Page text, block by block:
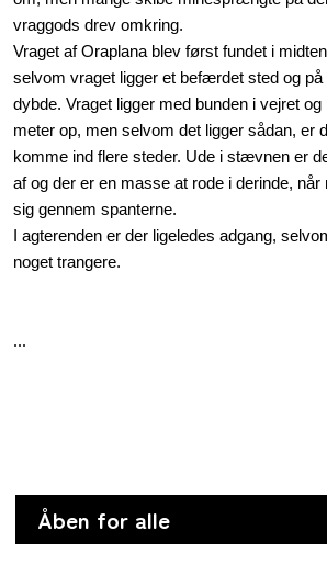
vraggods drev omkring.
Vraget af Oraplana blev først fundet i
selvom vraget ligger et befærdet sted og på
dybde. Vraget ligger med bunden i vejret
meter op, men selvom det ligger sådan, er
komme ind flere steder. Ude i stævnen er
af og der er en masse at rode i derinde,
sig gennem spanterne.
I agterenden er der ligeledes adgang,
noget trangere.
...
Åben for alle